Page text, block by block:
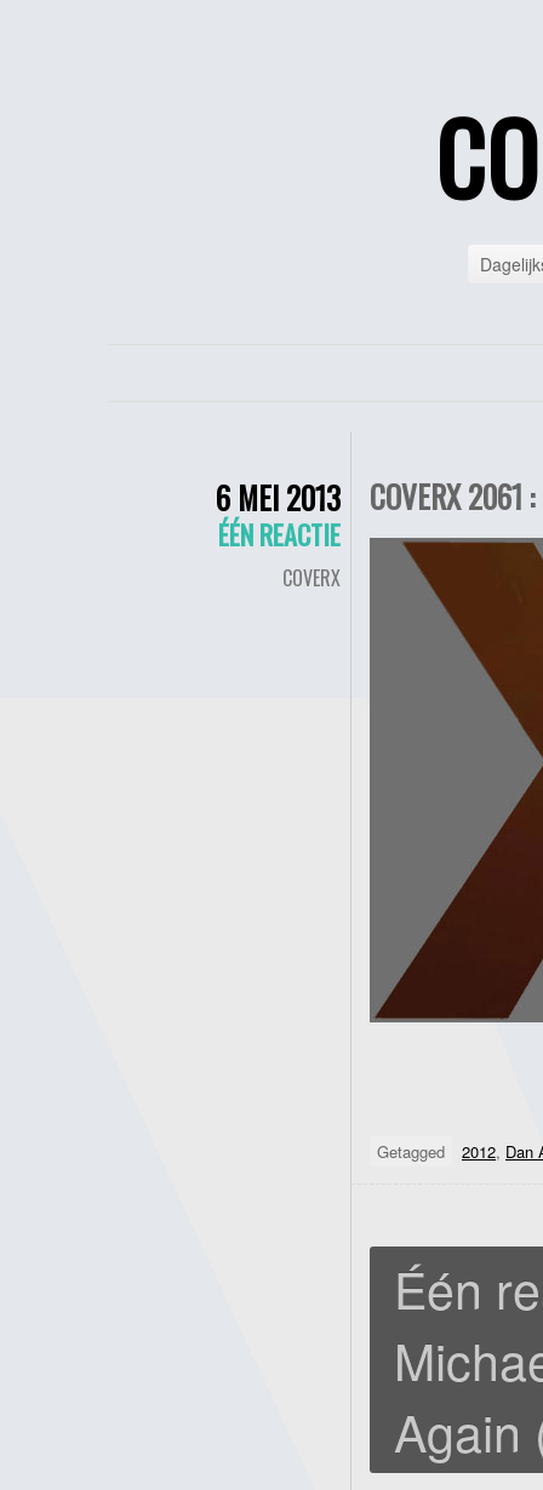
6 MEI 2013
ÉÉN REACTIE
COVERX
COVERX 2061
Getagged 2012, Dan
Één
Again